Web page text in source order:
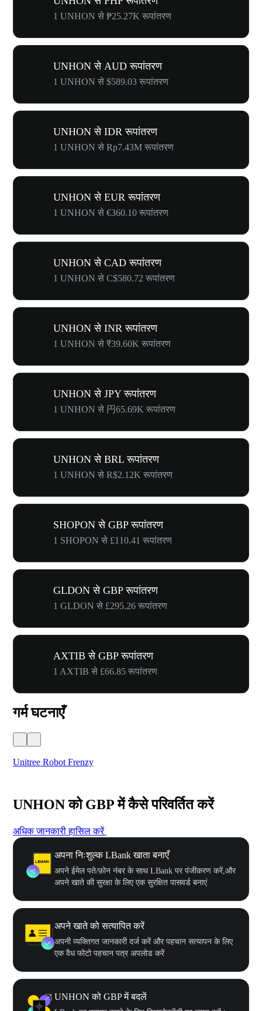
1 UNHON से ₱25.27K रूपांतरण
UNHON से AUD रूपांतरण
1 UNHON से $589.03 रूपांतरण
UNHON से IDR रूपांतरण
1 UNHON से Rp7.43M रूपांतरण
UNHON से EUR रूपांतरण
1 UNHON से €360.10 रूपांतरण
UNHON से CAD रूपांतरण
1 UNHON से C$580.72 रूपांतरण
UNHON से INR रूपांतरण
1 UNHON से ₹39.60K रूपांतरण
UNHON से JPY रूपांतरण
1 UNHON से 円65.69K रूपांतरण
UNHON से BRL रूपांतरण
1 UNHON से R$2.12K रूपांतरण
SHOPON से GBP रूपांतरण
1 SHOPON से £110.41 रूपांतरण
GLDON से GBP रूपांतरण
1 GLDON से £295.26 रूपांतरण
AXTIB से GBP रूपांतरण
1 AXTIB से £66.85 रूपांतरण
गर्म घटनाएँ
Unitree Robot Frenzy
UNHON को GBP में कैसे परिवर्तित करें
अधिक जानकारी हासिल करें
अपना निःशुल्क LBank खाता बनाएँ
अपने ईमेल पते/फ़ोन नंबर के साथ LBank पर पंजीकरण करें,और
अपने खाते की सुरक्षा के लिए एक सुरक्षित पासवर्ड बनाएं
अपने खाते को सत्यापित करें
अपनी व्यक्तिगत जानकारी दर्ज करें और पहचान सत्यापन के लिए
एक वैध फोटो पहचान पत्र अपलोड करें
UNHON को GBP में बदलें